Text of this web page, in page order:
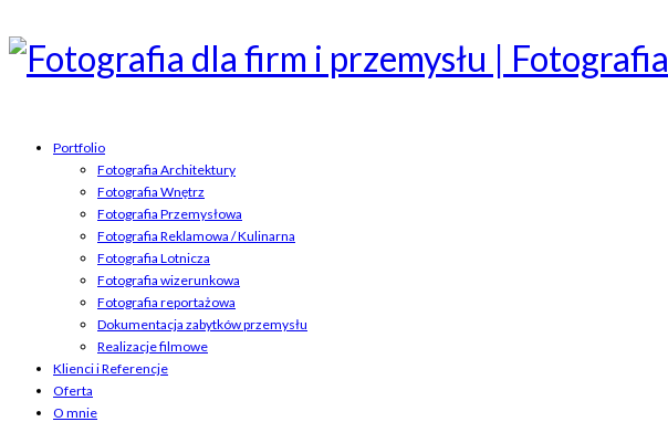
Portfolio
Fotografia Architektury
Fotografia Wnętrz
Fotografia Przemysłowa
Fotografia Reklamowa / Kulinarna
Fotografia Lotnicza
Fotografia wizerunkowa
Fotografia reportażowa
Dokumentacja zabytków przemysłu
Realizacje filmowe
Klienci i Referencje
Oferta
O mnie